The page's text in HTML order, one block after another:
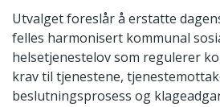
Utvalget foreslår å erstatte
felles harmonisert kommunal
helsetjenestelov som regulerer
krav til tjenestene,
beslutningsprosess og